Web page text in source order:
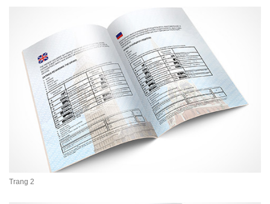
Trang 2